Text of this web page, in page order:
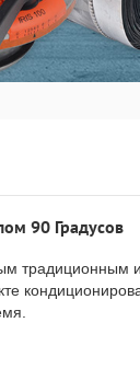
90 Градусов
традиционным и